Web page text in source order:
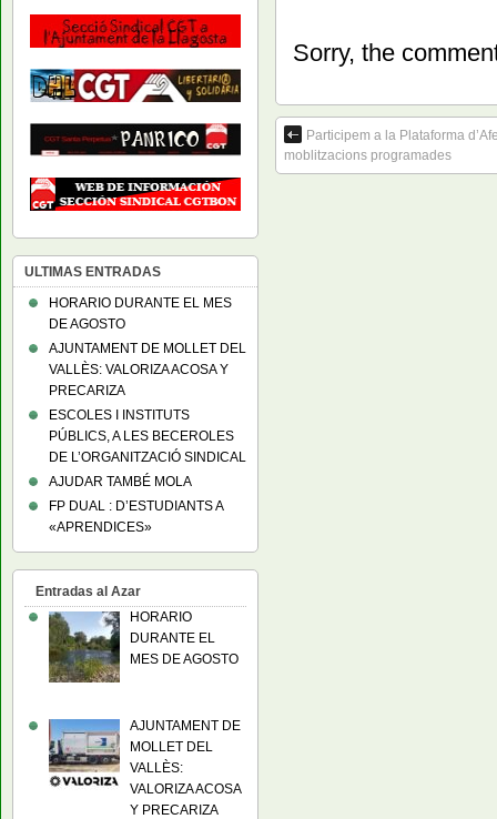
Sorry, the
Participem a la Plataforma
moblitzacions programades
ULTIMAS ENTRADAS
HORARIO DURANTE EL MES
DE AGOSTO
AJUNTAMENT DE MOLLET DEL
VALLÈS: VALORIZA ACOSA Y
PRECARIZA
ESCOLES I INSTITUTS
PÚBLICS, A LES BECEROLES
DE L’ORGANITZACIÓ SINDICAL
AJUDAR TAMBÉ MOLA
FP DUAL : D’ESTUDIANTS A
«APRENDICES»
Entradas al Azar
HORARIO
DURANTE EL
MES DE AGOSTO
AJUNTAMENT DE
MOLLET DEL
VALLÈS:
VALORIZA ACOSA
Y PRECARIZA